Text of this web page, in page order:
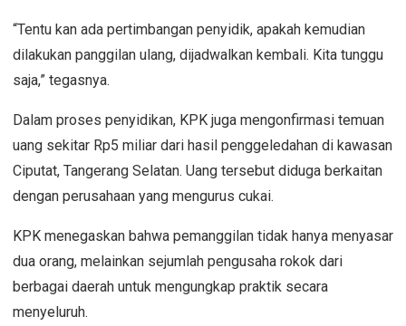
“Tentu kan ada pertimbangan penyidik, apakah kemudian
dilakukan panggilan ulang, dijadwalkan kembali. Kita tunggu
saja,” tegasnya.
Dalam proses penyidikan, KPK juga mengonfirmasi temuan
uang sekitar Rp5 miliar dari hasil penggeledahan di kawasan
Ciputat, Tangerang Selatan. Uang tersebut diduga berkaitan
dengan perusahaan yang mengurus cukai.
KPK menegaskan bahwa pemanggilan tidak hanya menyasar
dua orang, melainkan sejumlah pengusaha rokok dari
berbagai daerah untuk mengungkap praktik secara
menyeluruh.